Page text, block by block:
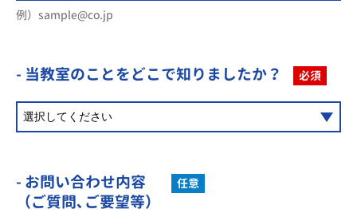
例）sample@co.jp
- 当教室のことをどこで知りましたか？ 必須
- お問い合わせ内容
（ご質問､ご要望等）
任意